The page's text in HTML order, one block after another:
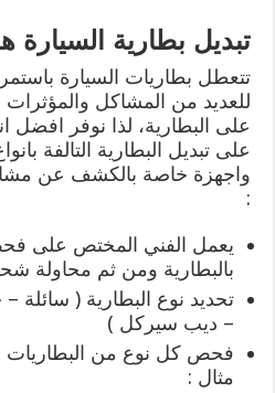
تبديل بطارية السيارة
تتعطل بطاريات السيارة
للعديد من المشاكل والمؤثرات
على البطارية، لذا نوفر افضل
على تبديل البطارية التالفة
واجهزة خاصة بالكشف عن
:
يعمل الفني المختص على
بالبطارية ومن ثم محاولة
تحديد نوع البطارية (
– ديب سيركل )
فحص كل نوع من
مثال :